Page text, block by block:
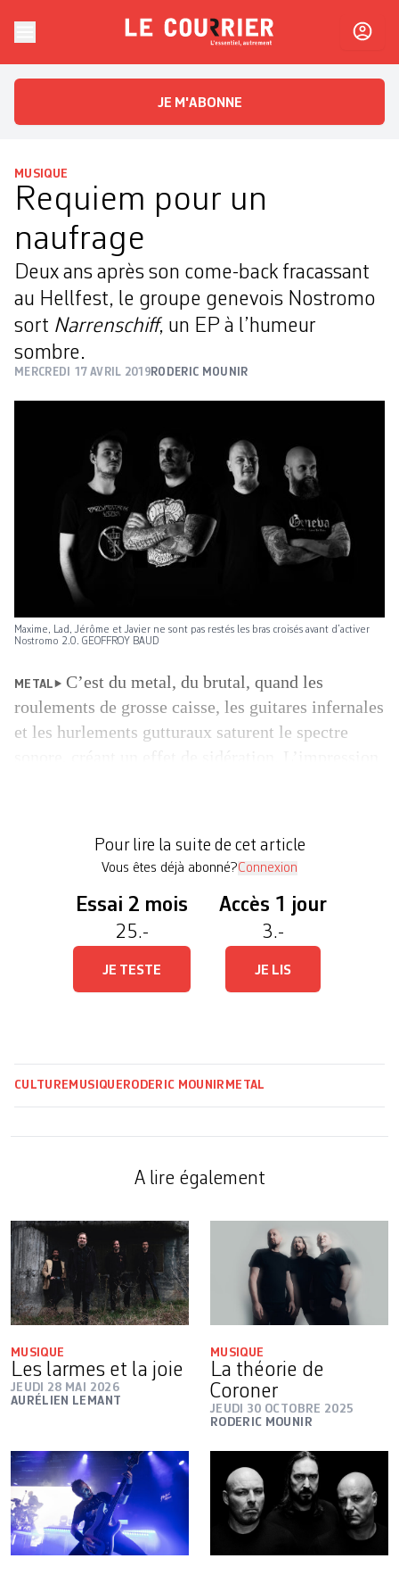
Le CourrierL'essentiel, autrement
JE M'ABONNE
MUSIQUE
Requiem pour un
naufrage
Deux ans après son come-back fracassant
au Hellfest, le groupe genevois Nostromo
sort Narrenschiff, un EP à l’humeur
sombre.
MERCREDI 17 AVRIL 2019RODERIC MOUNIR
Maxime, Lad, Jérôme et Javier ne sont pas restés les bras croisés avant d’activer
Nostromo 2.0. GEOFFROY BAUD
METAL
C’est du metal, du brutal, quand les
roulements de grosse caisse, les guitares infernales
et les hurlements gutturaux saturent le spectre
Pour lire la suite de cet article
Vous êtes déjà abonné?Connexion
Essai 2 mois
25.-
JE TESTE
Accès 1 jour
3.-
JE LIS
CULTURE MUSIQUE RODERIC MOUNIR METAL
A lire également
MUSIQUE
Les larmes et la joie
JEUDI 28 MAI 2026
AURÉLIEN LEMANT
MUSIQUE
La théorie de
Coroner
JEUDI 30 OCTOBRE 2025
RODERIC MOUNIR